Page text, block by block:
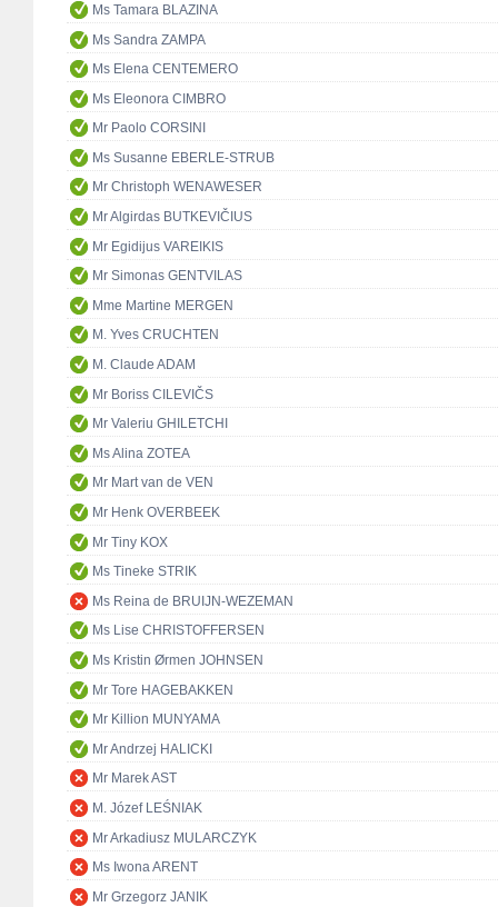
Ms Tamara BLAZINA
Ms Sandra ZAMPA
Ms Elena CENTEMERO
Ms Eleonora CIMBRO
Mr Paolo CORSINI
Ms Susanne EBERLE-STRUB
Mr Christoph WENAWESER
Mr Algirdas BUTKEVIČIUS
Mr Egidijus VAREIKIS
Mr Simonas GENTVILAS
Mme Martine MERGEN
M. Yves CRUCHTEN
M. Claude ADAM
Mr Boriss CILEVIČS
Mr Valeriu GHILETCHI
Ms Alina ZOTEA
Mr Mart van de VEN
Mr Henk OVERBEEK
Mr Tiny KOX
Ms Tineke STRIK
Ms Reina de BRUIJN-WEZEMAN
Ms Lise CHRISTOFFERSEN
Ms Kristin Ørmen JOHNSEN
Mr Tore HAGEBAKKEN
Mr Killion MUNYAMA
Mr Andrzej HALICKI
Mr Marek AST
M. Józef LEŚNIAK
Mr Arkadiusz MULARCZYK
Ms Iwona ARENT
Mr Grzegorz JANIK